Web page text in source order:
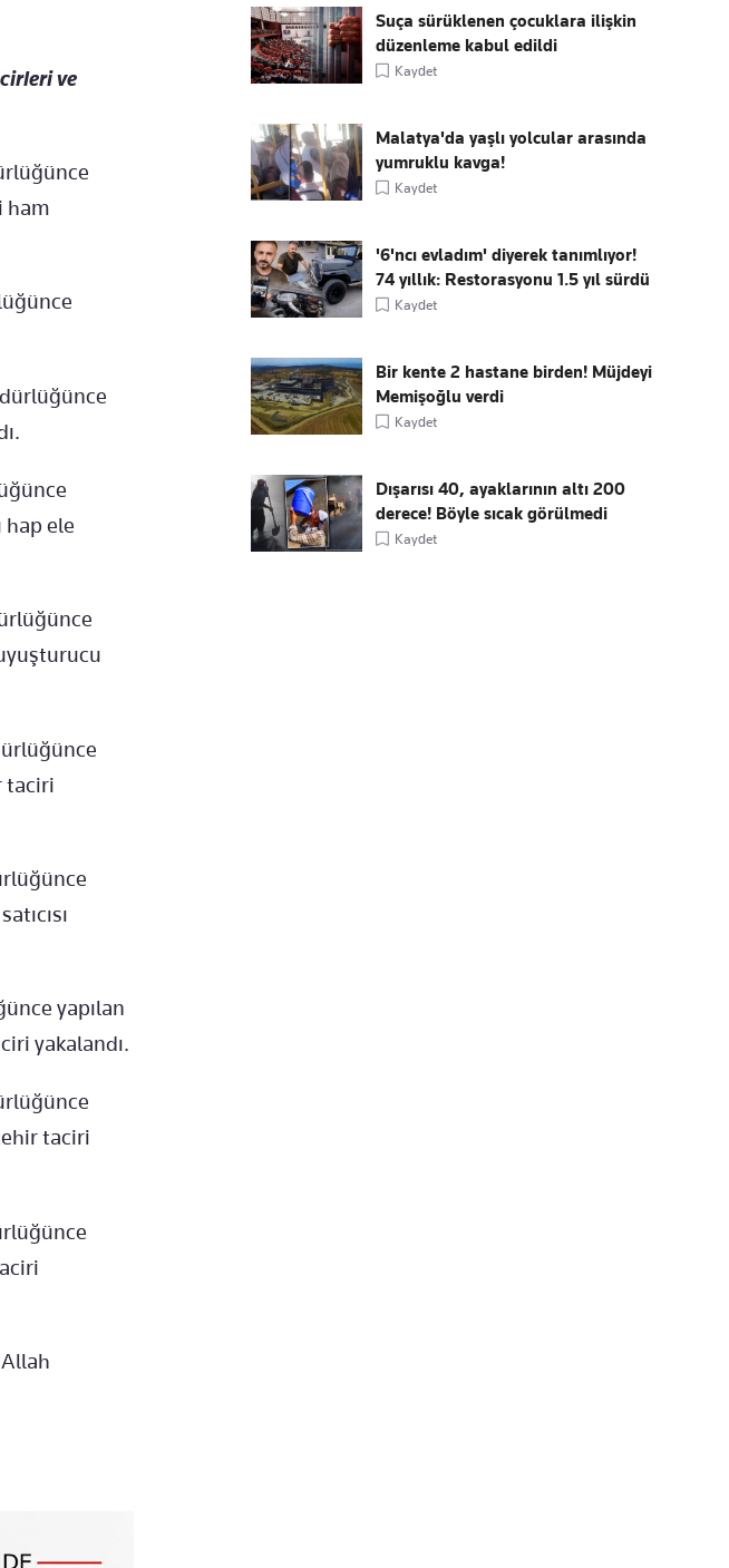
ve
ham
hap ele
taciri
yapılan
yakalandı.
taciri
Suça sürüklenen çocuklara ilişkin
düzenleme kabul edildi
Kaydet
Malatya'da yaşlı yolcular arasında
yumruklu kavga!
Kaydet
'6'ncı evladım' diyerek tanımlıyor!
74 yıllık: Restorasyonu 1.5 yıl sürdü
Kaydet
Bir kente 2 hastane birden! Müjdeyi
Memişoğlu verdi
Kaydet
Dışarısı 40, ayaklarının altı 200
derece! Böyle sıcak görülmedi
Kaydet